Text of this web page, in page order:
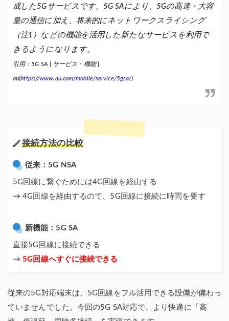
成した5Gサービスです。5G SAにより、5Gの高速・大容
量の通信に加え、将来的にネットワークスライシング
（注1）などの機能を活用した新たなサービスを利用で
きるようになります。
引用：5G SA | サービス・機能 |
au(https://www.au.com/mobile/service/5gsa/)
接続方法の比較
従来：5G NSA
5G回線に繋ぐためには4G回線を経由する
→ 4G回線を経由するので、5G回線に接続に時間を要す
新機能：5G SA
直接5G回線に接続できる
→5G回線へすぐに接続できる
従来の5G対応端末は、5G回線をフル活用できる設備が備わっ
ていませんでした。今回の5G SA対応で、より快適に「高